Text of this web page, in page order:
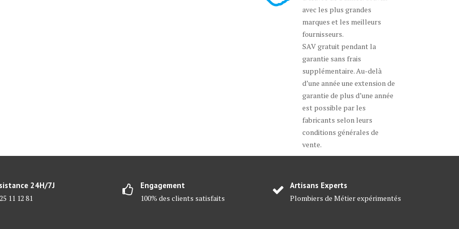
avec les plus grandes
marques et les meilleurs
fournisseurs.
SAV gratuit pendant la
garantie sans frais
supplémentaire. Au-delà
d’une année une extension de
garantie de plus d’une année
est possible par les
fabricants selon leurs
conditions générales de
vente.
24H/7J
11 12 81
Engagement
100% des clients satisfaits
Artisans Experts
Plombiers de Métier expérimentés